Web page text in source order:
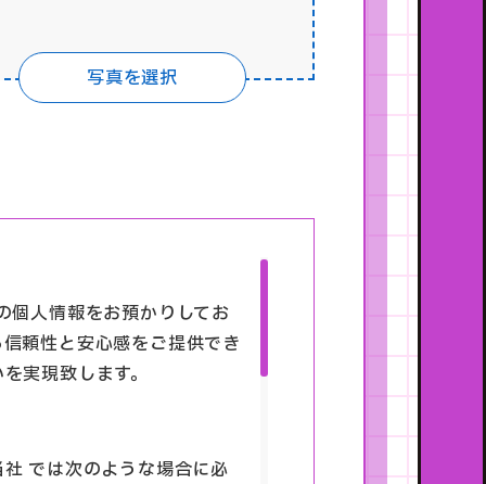
写真を選択
個人情報をお預かりしてお
頼性と安心感をご提供でき
実現致します。
では次のような場合に必